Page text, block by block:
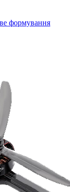
формування